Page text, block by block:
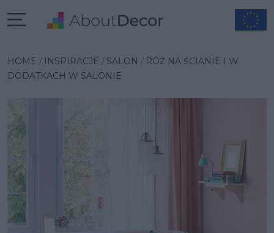
HOME INSPIRACJE SALON
RÓŻ NA ŚCIANIE I W
DODATKACH W SALONIE